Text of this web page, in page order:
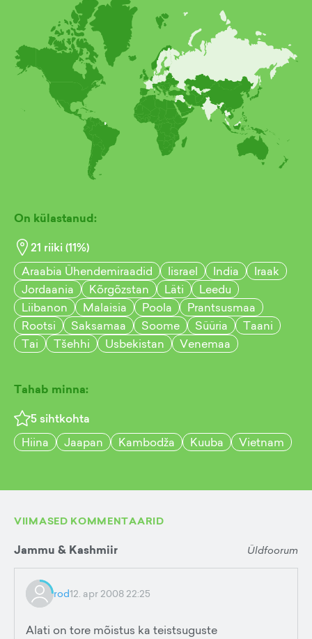
On külastanud:
21 riiki (11%)
Araabia Ühendemiraadid
Iisrael India
Iraak
Jordaania
Kõrgõzstan Läti
Leedu
Liibanon
Malaisia Poola
Prantsusmaa
Rootsi
Saksamaa Soome Süüria
Taani
Tai
Tšehhi Usbekistan Venemaa
Tahab minna:
5 sihtkohta
Hiina
Jaapan Kambodža Kuuba Vietnam
VIIMASED KOMMENTAARID
Jammu & Kashmiir Üldfoorum
rod12. apr 2008 22:25
Alati on tore mõistus ka teistsuguste